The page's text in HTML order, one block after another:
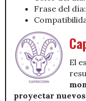
Frase del
El
proyectar